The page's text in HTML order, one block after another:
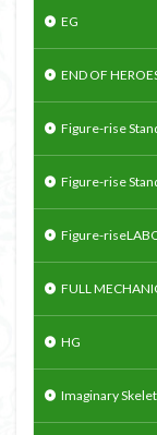
EG
END OF
Figure-rise
Figure-rise
Figure-
FULL
HG
Imaginary